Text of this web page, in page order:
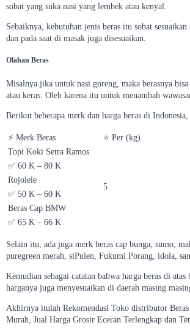
sobat yang suka nasi yang lembek atau kenyal.
Sebaiknya, kebutuhan jenis beras itu sobat sesuaikan
dan pada saat di masak juga disesuaikan.
Olahan Beras
Misalnya jika untuk nasi goreng, maka berasnya
atau keras. Oleh karena itu untuk menambah
Berikut beberapa merk dan harga beras di
⚡ Merk Beras
⭐ Per (kg)
Topi Koki Setra Ramos
5
✅ 60 K – 80 K
Rojolele
✅ 50 K – 60 K
Beras Cap BMW
✅ 65 K – 66 K
Selain itu, ada juga merk beras cap bunga, sumo,
puregreen merah, siPulen, Fukumi Porang, idola,
Kemudian sebagai catatan bahwa harga beras di atas
harganya juga menyesuaikan di daerah masing
Akhirnya itulah Rekomendasi Toko distributor
Murah, Jual Harga Grosir Eceran Terlengkap dan